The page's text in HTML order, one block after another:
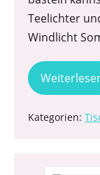
Teelichter
Windlicht
Kategorien: